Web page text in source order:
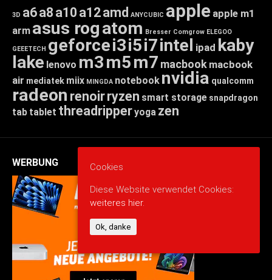
3D a6a8 a10 a12amd ANYCUBIC apple apple m1
arm asus rogatom Bresser Comgrow ELEGOO
GEEETECH geforcei3i5i7intel ipad kaby
lake lenovo m3m5m7 macbook macbook
air mediatek miix MINGDA notebook nvidia qualcomm
radeon renoirryzen smart storage snapdragon
tab tablet threadripperyoga zen
WERBUNG Cookies
Diese Website verwendet Cookies:
weiteres hier.
Ok, danke